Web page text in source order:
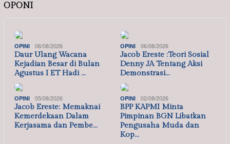
OPONI
OPINI 06/08/2026
Daur Ulang Wacana
Kejadian Besar di Bulan
Agustus I ET Hadi …
OPINI 06/08/2026
Jacob Ereste :Teori Sosial
Denny JA Tentang Aksi
Demonstrasi…
OPINI 05/08/2026
Jacob Ereste: Memaknai
Kemerdekaan Dalam
Kerjasama dan Pembe…
OPINI 02/08/2026
BPP KAPMI Minta
Pimpinan BGN Libatkan
Pengusaha Muda dan
Kop…